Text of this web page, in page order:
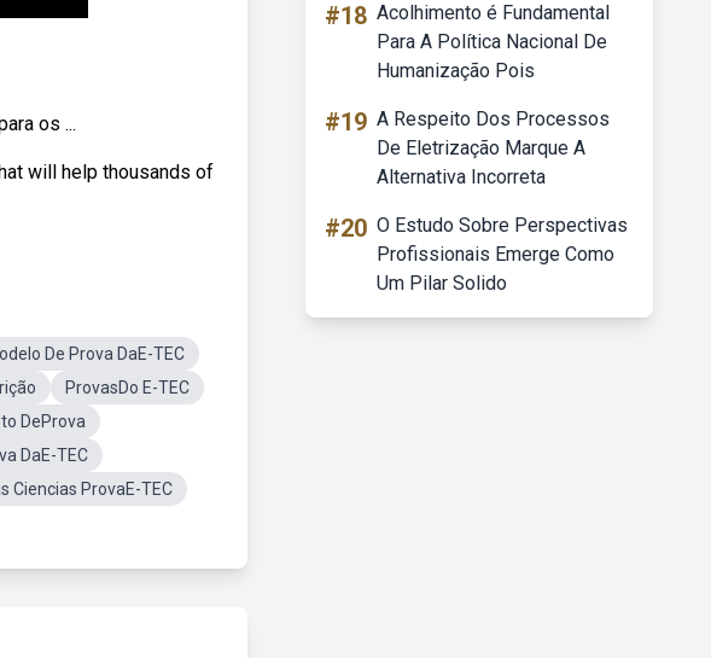
os ...
will help thousands of
De Prova DaE-TEC
ProvasDo E-TEC
DeProva
DaE-TEC
Ciencias ProvaE-TEC
#18 Acolhimento é Fundamental
Para A Política Nacional De
Humanização Pois
#19 A Respeito Dos Processos
De Eletrização Marque A
Alternativa Incorreta
#20 O Estudo Sobre Perspectivas
Profissionais Emerge Como
Um Pilar Solido